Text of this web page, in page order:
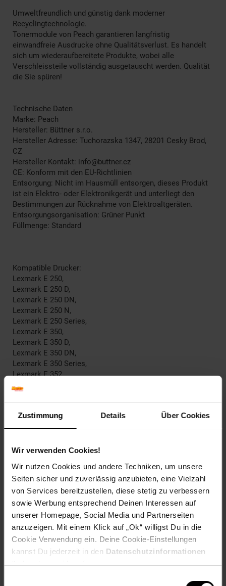
Zustimmung Details Über Cookies
Wir verwenden Cookies!
Wir nutzen Cookies und andere Techniken, um unsere
Seiten sicher und zuverlässig anzubieten, eine Vielzahl
von Services bereitzustellen, diese stetig zu verbessern
sowie Werbung entsprechend Deinen Interessen auf
unserer Homepage, Social Media und Partnerseiten
anzuzeigen. Mit einem Klick auf „Ok“ willigst Du in die
Cookie Verwendung ein. Deine Cookie-Einstellungen
kannst Du jederzeit in den Datenschutzinformationen
ändern bzw. widerrufen.
Umweltfreundlich und günstig dank moderner
Recyclingtechnologie.
Tonermodule von Peach garantieren langfristig
einwandfreie Ausdrucke ohne Qualitätsverlust. Es handelt
sich um wiederaufbereitete Produkte, wobei alle
Verschleissteile vollständig ausgetauscht werden. Qualität
die Sie spüren!
Technische Daten
Marke: Peach
Hersteller: Büttner s.r.o.
Hersteller Adresse: Tuchorazska 1347, 28201 Cesky Brod,
CZ
Hersteller Kontakt: info@buttner.cz
CE: Konform mit den EU-Richtlinien
Entsorgung: Nicht im Hausmüll entsorgen, dieses Produkt
ist ein Elektro- oder Elektronikgerät und unterliegt den
Bestimmungen zur Rücknahme von Elektroaltgeräten.
Entsorgungsorganisation: Grüner Punkt
Füllmenge: Standard
Kompatible Drucker:
Lexmark E 250,
Lexmark E 250 D,
Lexmark E 250 DN,
Lexmark E 250 N,
Lexmark E 250 Series,
Lexmark E 350,
Lexmark E 350 D,
Lexmark E 350 DN,
Lexmark E 350 Series,
Lexmark E 352,
Lexmark E 352 DN,
Lexmark Optra E 250 DN,
Lexmark Optra E 250 N,
Lexmark Optra E 350,
Lexmark Optra E 350 DN,
Lexmark Optra E 350 Series,
Lexmark Optra E 352,
Lexmark Optra E 352 DN
EAR_Kategorie: 5_Kleingeräte
EAR_Marke: Peach
Elektroprodukt: Ja
Kapazität in Seiten: 3500
OEM Artikelnummer: No. 250BK, OE250A11E